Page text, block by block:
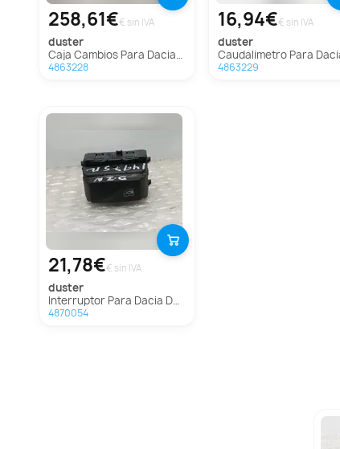
258,61€€ sin IVA
duster
Caja Cambios Para Dacia Duster
4863228
16,94€€ sin IVA
duster
Caudalimetro Para Dacia
4863229
21,78€€ sin IVA
duster
Interruptor Para Dacia Duster
4870054